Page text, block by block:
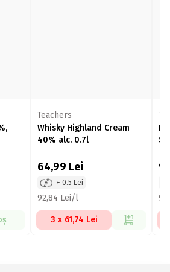
Teachers
Whisky Highland Cream
40% alc. 0.7l
64,99 Lei
+ 0.5 Lei
92,84 Lei/l
3 x 61,74 Lei